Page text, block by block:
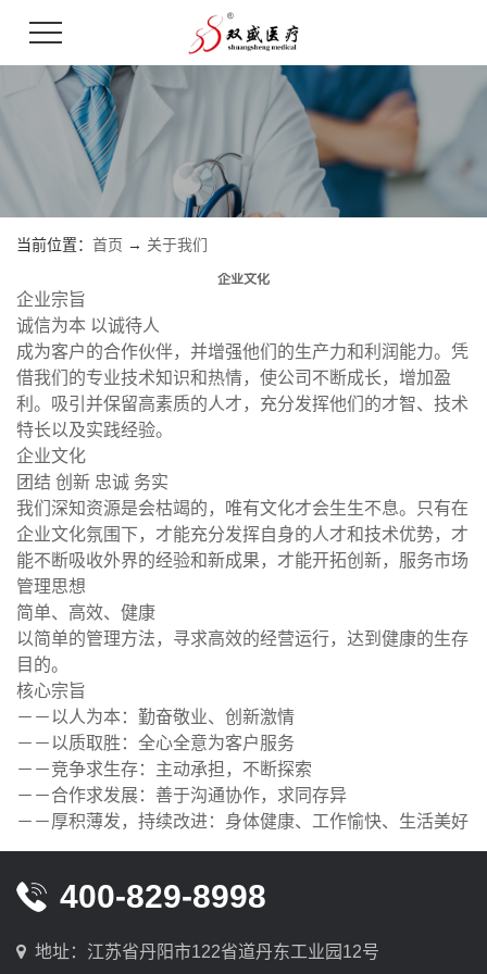
当前位置： 首页 → 关于我们
企业文化
企业宗旨
诚信为本 以诚待人
成为客户的合作伙伴，并增强他们的生产力和利润能力。凭
借我们的专业技术知识和热情，使公司不断成长，增加盈
利。吸引并保留高素质的人才，充分发挥他们的才智、技术
特长以及实践经验。
企业文化
团结 创新 忠诚 务实
我们深知资源是会枯竭的，唯有文化才会生生不息。只有在
企业文化氛围下，才能充分发挥自身的人才和技术优势，才
能不断吸收外界的经验和新成果，才能开拓创新，服务市场
管理思想
简单、高效、健康
以简单的管理方法，寻求高效的经营运行，达到健康的生存
目的。
核心宗旨
－－以人为本：勤奋敬业、创新激情
－－以质取胜：全心全意为客户服务
－－竞争求生存：主动承担，不断探索
－－合作求发展：善于沟通协作，求同存异
－－厚积薄发，持续改进：身体健康、工作愉快、生活美好
400-829-8998
地址：江苏省丹阳市122省道丹东工业园12号